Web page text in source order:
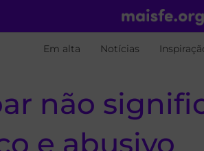
Em alta Notícias
não
e abusivo